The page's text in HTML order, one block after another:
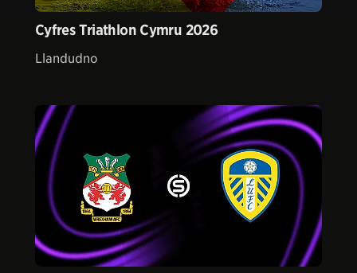
Cyfres Triathlon Cymru 2026
Llandudno